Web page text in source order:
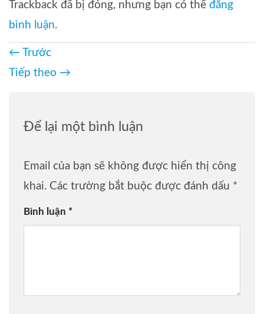
Trackback đã bị đóng, nhưng bạn có thể đăng
bình luận.
← Trước
Tiếp theo →
Để lại một bình luận
Email của bạn sẽ không được hiển thị công
khai. Các trường bắt buộc được đánh dấu *
Bình luận *